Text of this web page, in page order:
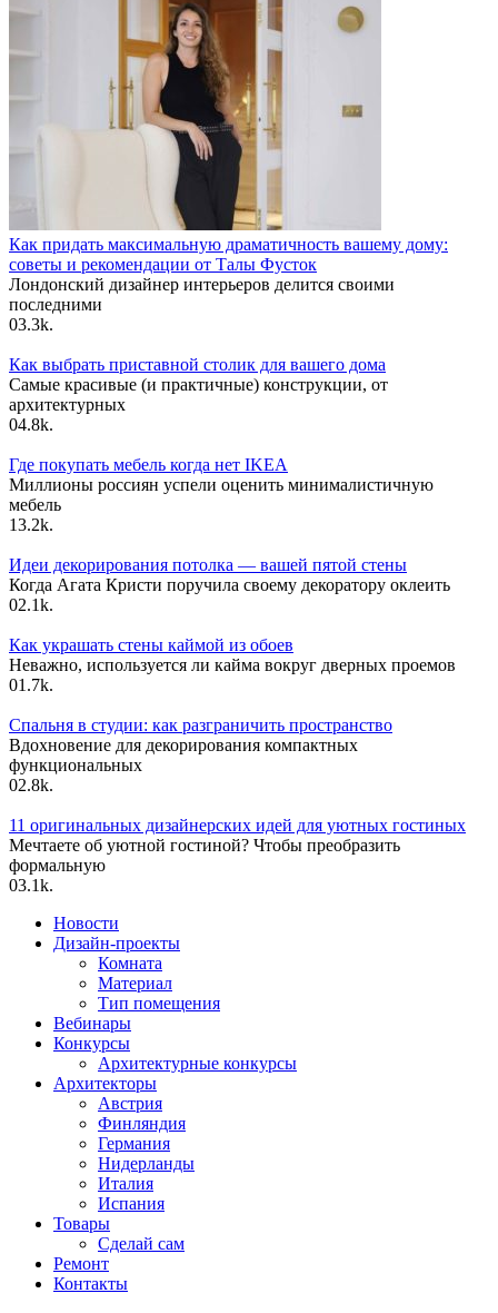
Как придать максимальную драматичность вашему дому:
советы и рекомендации от Талы Фусток
Лондонский дизайнер интерьеров делится своими
последними
03.3k.
Как выбрать приставной столик для вашего дома
Самые красивые (и практичные) конструкции, от
архитектурных
04.8k.
Где покупать мебель когда нет IKEA
Миллионы россиян успели оценить минималистичную
мебель
13.2k.
Идеи декорирования потолка — вашей пятой стены
Когда Агата Кристи поручила своему декоратору оклеить
02.1k.
Как украшать стены каймой из обоев
Неважно, используется ли кайма вокруг дверных проемов
01.7k.
Спальня в студии: как разграничить пространство
Вдохновение для декорирования компактных
функциональных
02.8k.
11 оригинальных дизайнерских идей для уютных гостиных
Мечтаете об уютной гостиной? Чтобы преобразить
формальную
03.1k.
Новости
Дизайн-проекты
Комната
Материал
Тип помещения
Вебинары
Конкурсы
Архитектурные конкурсы
Архитекторы
Австрия
Финляндия
Германия
Нидерланды
Италия
Испания
Товары
Сделай сам
Ремонт
Контакты